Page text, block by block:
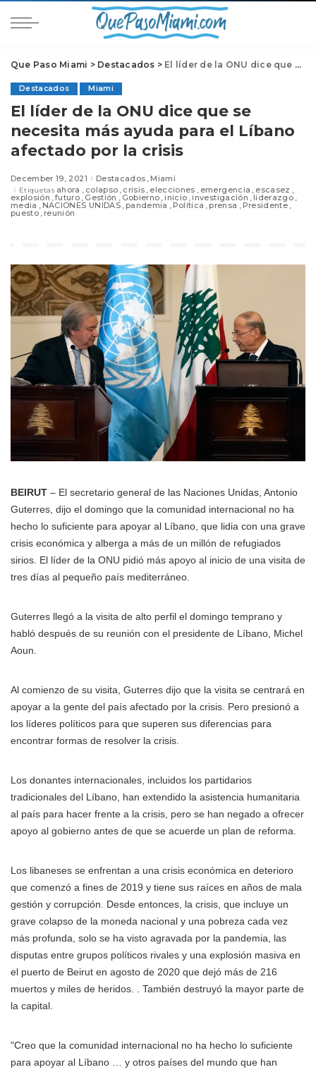
Que Paso Miami > Destacados > El líder de la ONU dice que se necesita más ayuda para el Líbano afectado por la crisis
Destacados Miami
El líder de la ONU dice que se
necesita más ayuda para el Líbano
afectado por la crisis
December 19, 2021 Destacados Miami
Etiquetas ahora colapso crisis elecciones emergencia escasez
explosión futuro Gestión Gobierno inicio investigación liderazgo
media NACIONES UNIDAS pandemia Política prensa Presidente
puesto reunión
BEIRUT – El secretario general de las Naciones Unidas, Antonio
Guterres, dijo el domingo que la comunidad internacional no ha
hecho lo suficiente para apoyar al Líbano, que lidia con una grave
crisis económica y alberga a más de un millón de refugiados
sirios. El líder de la ONU pidió más apoyo al inicio de una visita de
tres días al pequeño país mediterráneo.
Guterres llegó a la visita de alto perfil el domingo temprano y
habló después de su reunión con el presidente de Líbano, Michel
Aoun.
Al comienzo de su visita, Guterres dijo que la visita se centrará en
apoyar a la gente del país afectado por la crisis. Pero presionó a
los líderes políticos para que superen sus diferencias para
encontrar formas de resolver la crisis.
Los donantes internacionales, incluidos los partidarios
tradicionales del Líbano, han extendido la asistencia humanitaria
al país para hacer frente a la crisis, pero se han negado a ofrecer
apoyo al gobierno antes de que se acuerde un plan de reforma.
Los libaneses se enfrentan a una crisis económica en deterioro
que comenzó a fines de 2019 y tiene sus raíces en años de mala
gestión y corrupción. Desde entonces, la crisis, que incluye un
grave colapso de la moneda nacional y una pobreza cada vez
más profunda, solo se ha visto agravada por la pandemia, las
disputas entre grupos políticos rivales y una explosión masiva en
el puerto de Beirut en agosto de 2020 que dejó más de 216
muertos y miles de heridos. . También destruyó la mayor parte de
la capital.
"Creo que la comunidad internacional no ha hecho lo suficiente
para apoyar al Líbano … y otros países del mundo que han